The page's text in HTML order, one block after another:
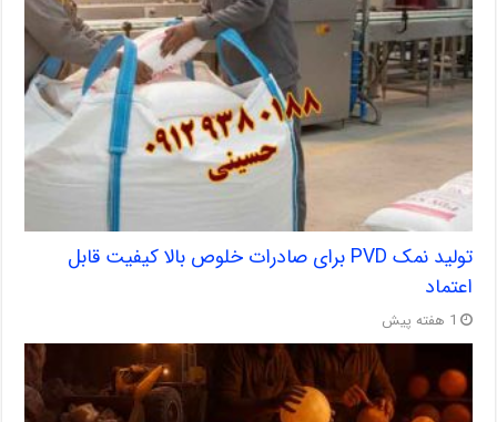
تولید نمک PVD برای صادرات خلوص بالا کیفیت قابل
اعتماد
1 هفته پیش